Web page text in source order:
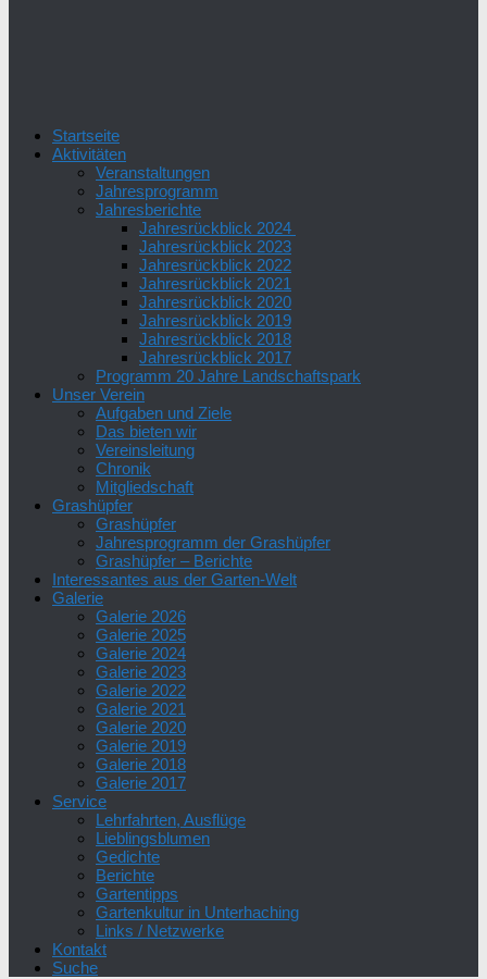
Startseite
Aktivitäten
Veranstaltungen
Jahresprogramm
Jahresberichte
Jahresrückblick 2024
Jahresrückblick 2023
Jahresrückblick 2022
Jahresrückblick 2021
Jahresrückblick 2020
Jahresrückblick 2019
Jahresrückblick 2018
Jahresrückblick 2017
Programm 20 Jahre Landschaftspark
Unser Verein
Aufgaben und Ziele
Das bieten wir
Vereinsleitung
Chronik
Mitgliedschaft
Grashüpfer
Grashüpfer
Jahresprogramm der Grashüpfer
Grashüpfer – Berichte
Interessantes aus der Garten-Welt
Galerie
Galerie 2026
Galerie 2025
Galerie 2024
Galerie 2023
Galerie 2022
Galerie 2021
Galerie 2020
Galerie 2019
Galerie 2018
Galerie 2017
Service
Lehrfahrten, Ausflüge
Lieblingsblumen
Gedichte
Berichte
Gartentipps
Gartenkultur in Unterhaching
Links / Netzwerke
Kontakt
Suche